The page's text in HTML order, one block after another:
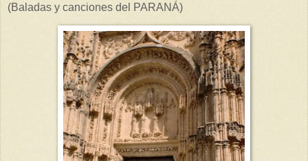
(Baladas y canciones del PARANÁ)